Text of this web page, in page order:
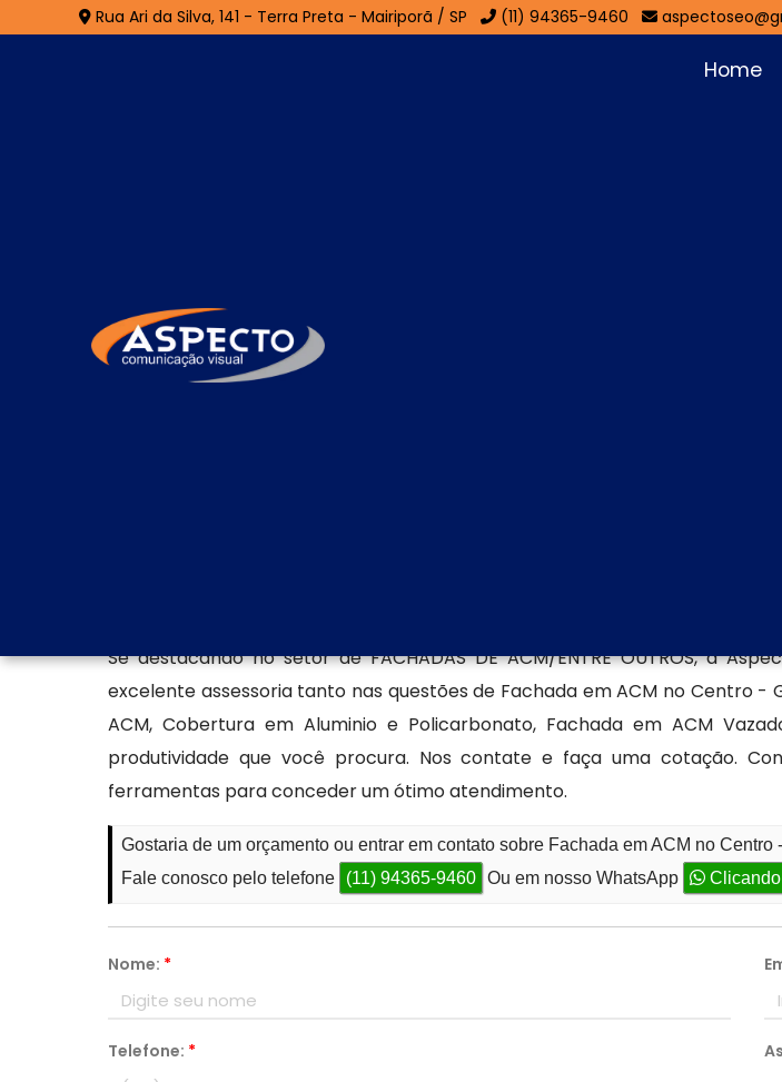
Rua Ari da Silva, 141 - Terra Preta - Mairiporã / SP (11) 94365-9460
Home
Se você está procurando por especialistas em
auxiliar com uma composição positiva, comunicação visual especializada
empresa, encontrou o lugar certo! Seja bem-vindo a Aspecto
Quer saber mais sobre nossas soluções? Continue navegando em
catálogo completo. Se preferir, utilize os canais de comunicação
Se destacando no setor de FACHADAS DE ACM/ENTRE OUTROS, a
excelente assessoria tanto nas questões de Fachada em ACM no Centro -
ACM, Cobertura em Aluminio e Policarbonato, Fachada em ACM
produtividade que você procura. Nos contate e faça uma cotação.
ferramentas para conceder um ótimo atendimento.
Gostaria de um orçamento ou entrar em contato sobre Fachada em ACM no Centro
Fale conosco pelo telefone
(11) 94365-9460 Ou em nosso WhatsApp
Nome: *
Telefone: *